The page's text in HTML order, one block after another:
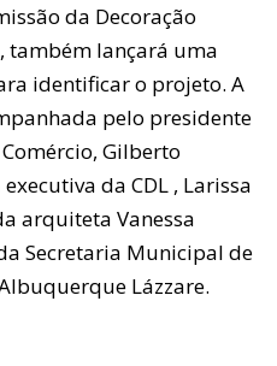
da Decoração
também lançará uma
identificar o projeto. A
pelo presidente
Gilberto
da CDL , Larissa
arquiteta Vanessa
Secretaria Municipal de
Lázzare.